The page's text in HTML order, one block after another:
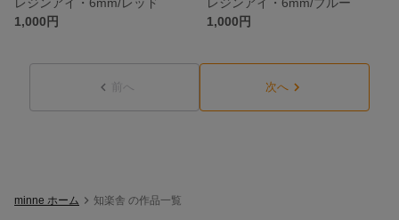
1,000円
1,000円
前へ 次へ
minne ホーム 知楽舎 の作品一覧